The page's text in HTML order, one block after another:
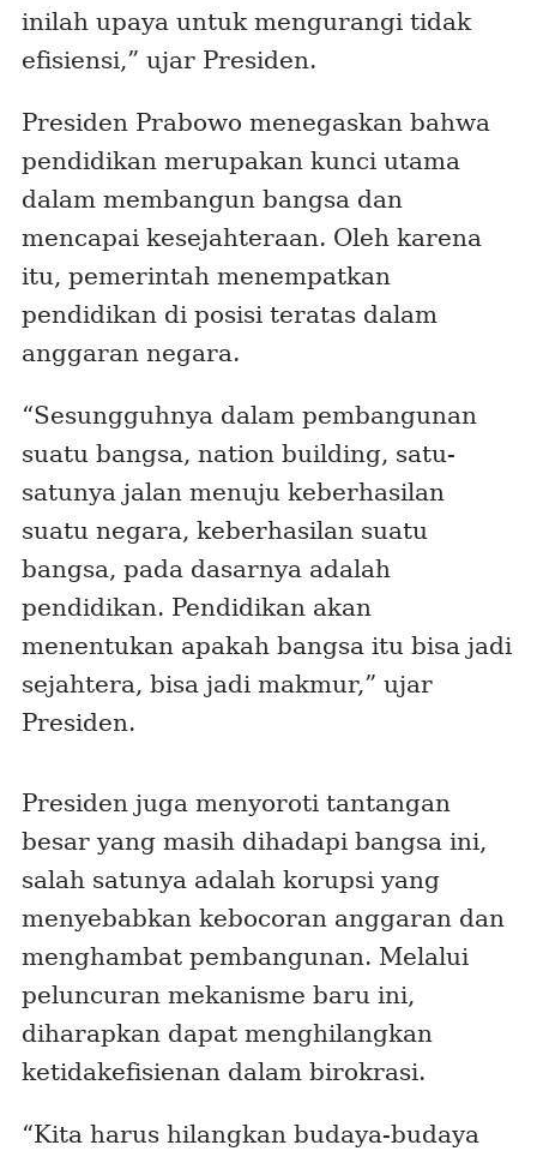
inilah upaya untuk mengurangi tidak
efisiensi,” ujar Presiden.
Presiden Prabowo menegaskan bahwa
pendidikan merupakan kunci utama
dalam membangun bangsa dan
mencapai kesejahteraan. Oleh karena
itu, pemerintah menempatkan
pendidikan di posisi teratas dalam
anggaran negara.
“Sesungguhnya dalam pembangunan
suatu bangsa, nation building, satu-
satunya jalan menuju keberhasilan
suatu negara, keberhasilan suatu
bangsa, pada dasarnya adalah
pendidikan. Pendidikan akan
menentukan apakah bangsa itu bisa jadi
sejahtera, bisa jadi makmur,” ujar
Presiden.
Presiden juga menyoroti tantangan
besar yang masih dihadapi bangsa ini,
salah satunya adalah korupsi yang
menyebabkan kebocoran anggaran dan
menghambat pembangunan. Melalui
peluncuran mekanisme baru ini,
diharapkan dapat menghilangkan
ketidakefisienan dalam birokrasi.
“Kita harus hilangkan budaya-budaya